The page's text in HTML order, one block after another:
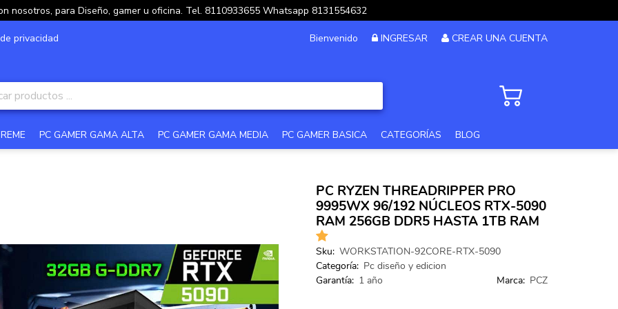
nosotros, para Diseño, gamer u oficina. Tel. 8110933655 Whatsapp 8131554632
privacidad Bienvenido INGRESAR CREAR UNA CUENTA
PC GAMER GAMA ALTA PC GAMER GAMA MEDIA PC GAMER BASICA CATEGORÍAS
PC GAMER 12MSI
PC DISEÑO Y EDICION
PC GAMER GAMA MEDIA
PC GAMA XTREME
BLOG
PC RYZEN THREADRIPPER PRO
9995WX 96/192 NÚCLEOS RTX-5090
RAM 256GB DDR5 HASTA 1TB RAM
Sku: WORKSTATION-92CORE-RTX-5090
Categoría: Pc diseño y edicion
Garantía: 1 año Marca: PCZ